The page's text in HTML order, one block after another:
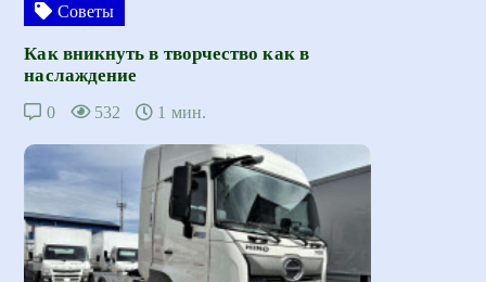
Советы
Как вникнуть в творчество как в
наслаждение
0 532 1 мин.